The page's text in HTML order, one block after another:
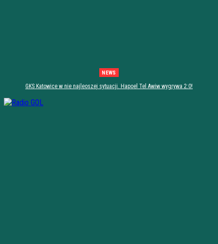
NEWS
GKS Katowice w nie najleoszej sytuacji. Hapoel Tel Awiw wygrywa 2:0!